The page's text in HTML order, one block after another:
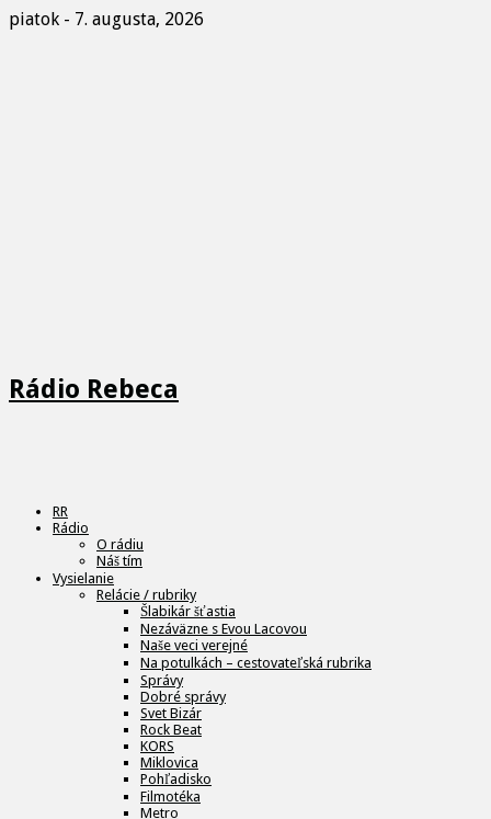
piatok - 7. augusta, 2026
Rádio Rebeca
RR
Rádio
O rádiu
Náš tím
Vysielanie
Relácie / rubriky
Šlabikár šťastia
Nezáväzne s Evou Lacovou
Naše veci verejné
Na potulkách – cestovateľská rubrika
Správy
Dobré správy
Svet Bizár
Rock Beat
KORS
Miklovica
Pohľadisko
Filmotéka
Metro